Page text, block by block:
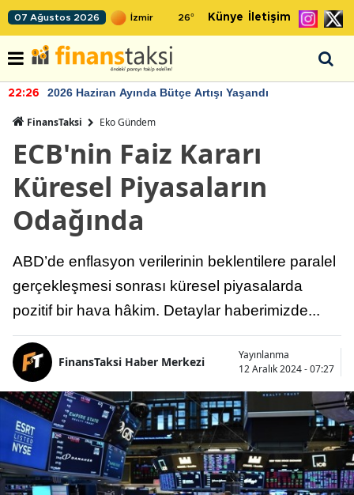
07 Ağustos 2026 26° Künye İletişim
22:26 2026 Haziran Ayında Bütçe Artışı Yaşandı
FinansTaksi Eko Gündem
ECB'nin Faiz Kararı
Küresel Piyasaların
Odağında
ABD’de enflasyon verilerinin beklentilere paralel
gerçekleşmesi sonrası küresel piyasalarda
pozitif bir hava hâkim. Detaylar haberimizde...
FinansTaksi Haber Merkezi
Yayınlanma
12 Aralık 2024 - 07:27